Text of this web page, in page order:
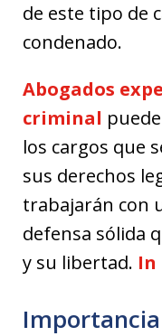
de este tipo de
condenado.
Abogados
criminal
los cargos que
sus derechos
trabajarán con
defensa sólida
y su libertad. In